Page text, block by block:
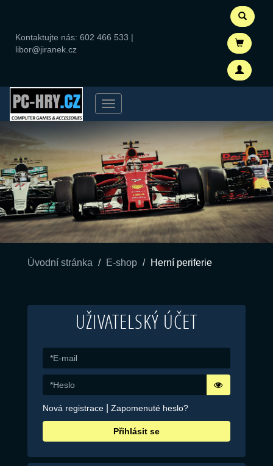
Kontaktujte nás: 602 466 533 |
libor@jiranek.cz
Menu
Úvodní stránka E-shop Herní periferie
UŽIVATELSKÝ ÚČET
Nová registrace Zapomenuté heslo?
Přihlásit se